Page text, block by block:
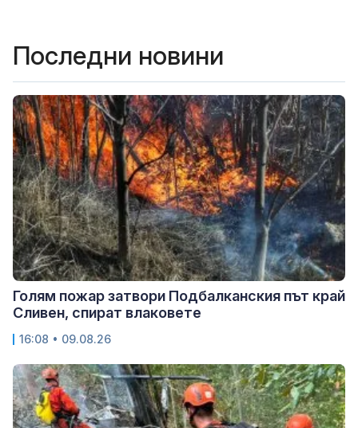
Последни новини
Голям пожар затвори Подбалканския път край
Сливен, спират влаковете
16:08 • 09.08.26